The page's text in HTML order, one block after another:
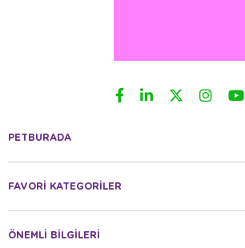
PETBURADA
FAVORİ KATEGORİLER
ÖNEMLİ BİLGİLERİ